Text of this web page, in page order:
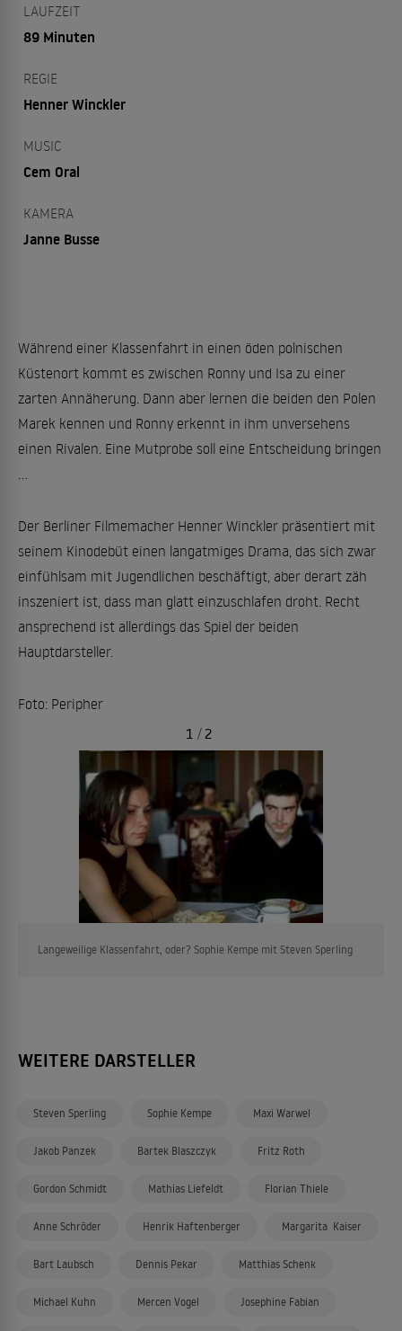
LAUFZEIT
89 Minuten
REGIE
Henner Winckler
MUSIC
Cem Oral
KAMERA
Janne Busse
Während einer Klassenfahrt in einen öden polnischen
Küstenort kommt es zwischen Ronny und Isa zu einer
zarten Annäherung. Dann aber lernen die beiden den Polen
Marek kennen und Ronny erkennt in ihm unversehens
einen Rivalen. Eine Mutprobe soll eine Entscheidung bringen
...
Der Berliner Filmemacher Henner Winckler präsentiert mit
seinem Kinodebüt einen langatmiges Drama, das sich zwar
einfühlsam mit Jugendlichen beschäftigt, aber derart zäh
inszeniert ist, dass man glatt einzuschlafen droht. Recht
ansprechend ist allerdings das Spiel der beiden
Hauptdarsteller.
Foto: Peripher
Langeweilige Klassenfahrt, oder? Sophie Kempe mit Steven Sperling
1 / 2
WEITERE DARSTELLER
Steven Sperling Sophie Kempe Maxi Warwel
Jakob Panzek Bartek Blaszczyk Fritz Roth
Gordon Schmidt Mathias Liefeldt Florian Thiele
Anne Schröder Henrik Haftenberger Margarita Kaiser
Bart Laubsch Dennis Pekar Matthias Schenk
Michael Kuhn Mercen Vogel Josephine Fabian